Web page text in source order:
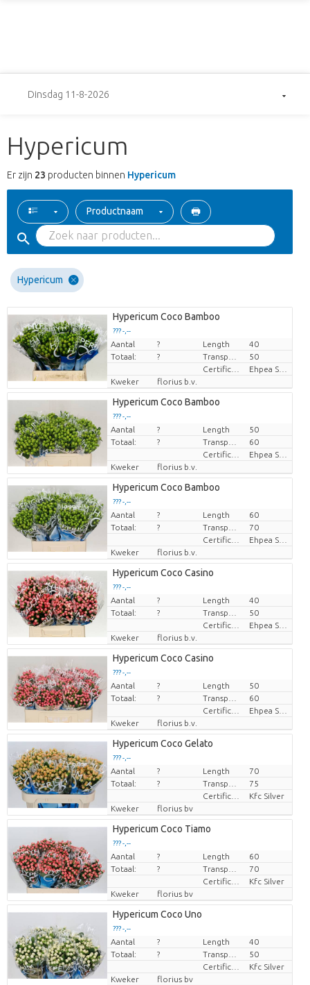
Dinsdag 11-8-2026
Hypericum
Er zijn 23 producten binnen Hypericum
Productnaam
Hypericum
Hypericum Coco Bamboo
??? -,--
Prijs per stuk
Aantal ? Length
40
Totaal:
?
50
Kweker
florius b.v.
Hypericum Coco Bamboo
??? -,--
Prijs per stuk
Aantal ? Length
50
Totaal:
?
60
Kweker
florius b.v.
Hypericum Coco Bamboo
??? -,--
Prijs per stuk
Aantal ? Length
60
Totaal:
?
70
Kweker
florius b.v.
Hypericum Coco Casino
??? -,--
Prijs per stuk
Aantal ? Length
40
Totaal:
?
50
Kweker
florius b.v.
Hypericum Coco Casino
??? -,--
Prijs per stuk
Aantal ? Length
50
Totaal:
?
60
Kweker
florius b.v.
Hypericum Coco Gelato
??? -,--
Prijs per stuk
Aantal ? Length
70
Totaal:
?
75
Kfc Silver
Kweker
florius bv
Hypericum Coco Tiamo
??? -,--
Prijs per stuk
Aantal ? Length
60
Totaal:
?
70
Kfc Silver
Kweker
florius bv
Hypericum Coco Uno
??? -,--
Prijs per stuk
Aantal ? Length
40
Totaal:
?
50
Kfc Silver
Kweker
florius bv